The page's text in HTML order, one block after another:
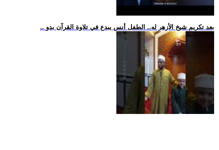
.. بعد تكريم شيخ الأزهر له.. الطفل أنس يبدع في تلاوة القرآن بدو